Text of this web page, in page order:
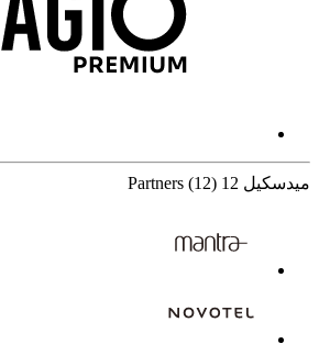
ميدسكيل 12 Partners
(12)